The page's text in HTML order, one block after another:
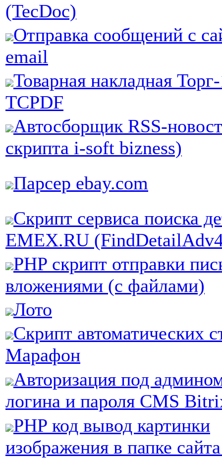
(TecDoc)
Отправка сообщений с
email
Товарная накладная
TCPDF
Aвтосборщик RSS-
скрипта i-soft bizness)
Парсер ebay.com
Скрипт сервиса поиска
EMEX.RU
PHP скрипт отправки
вложениями (с файлами)
Лото
Скрипт автоматических
Марафон
Авторизация под
логина и пароля CMS
PHP код вывод картинки
изображения в папке